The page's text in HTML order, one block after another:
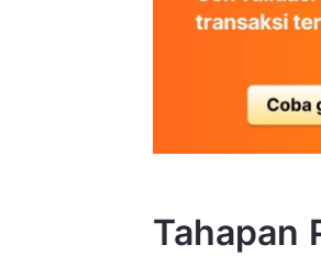
Tahapan